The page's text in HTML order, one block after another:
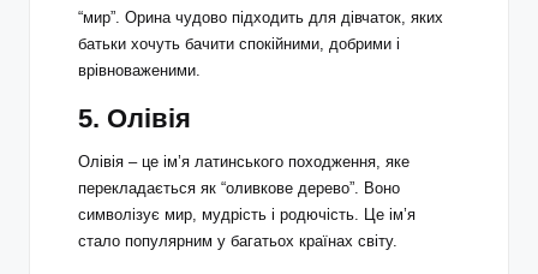
“мир”. Орина чудово підходить для дівчаток, яких
батьки хочуть бачити спокійними, добрими і
врівноваженими.
5. Олівія
Олівія – це ім’я латинського походження, яке
перекладається як “оливкове дерево”. Воно
символізує мир, мудрість і родючість. Це ім’я
стало популярним у багатьох країнах світу.